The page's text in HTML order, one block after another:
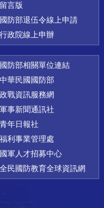
留言版
國防部退伍令線上申請
行政院線上申辦
國防部相關單位連結
中華民國國防部
政戰資訊服務網
軍事新聞通訊社
青年日報社
福利事業管理處
國軍人才招募中心
全民國防教育全球資訊網